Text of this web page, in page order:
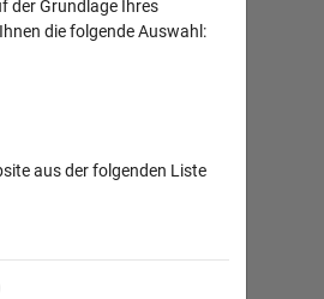
der Grundlage Ihres
die folgende Auswahl:
aus der folgenden Liste